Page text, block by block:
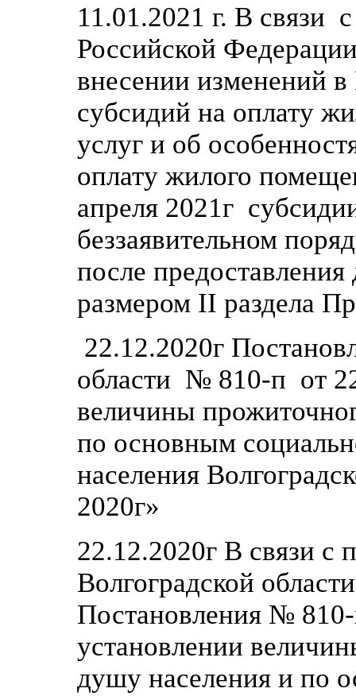
11.01.2021 г. В связи
Российской
внесении изменений
субсидий на оплату
услуг и об
оплату жилого
апреля 2021г
беззаявительном
после
размером II раздела
22.12.2020г
области № 810-п от
величины
по основным
населения
2020г»
22.12.2020г В связи с
Волгоградской
Постановления №
установлении
душу населения и по